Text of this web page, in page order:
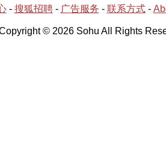
- 搜狐招聘- 广告服务 - 联系方式-
© 2026 Sohu All Rights